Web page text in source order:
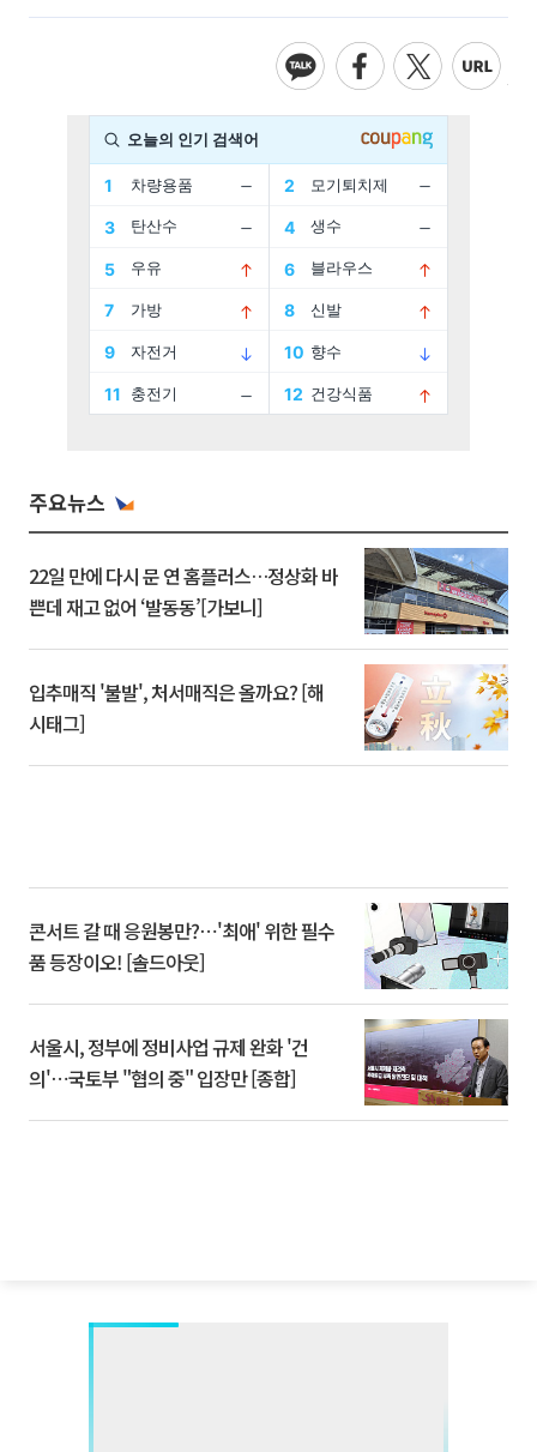
주요뉴스
22일 만에 다시 문 연 홈플러스…정상화 바
쁜데 재고 없어 ‘발동동’[가보니]
입추매직 '불발', 처서매직은 올까요? [해
시태그]
콘서트 갈 때 응원봉만?⋯'최애' 위한 필수
품 등장이오! [솔드아웃]
서울시, 정부에 정비사업 규제 완화 '건
의'⋯국토부 "협의 중" 입장만 [종합]